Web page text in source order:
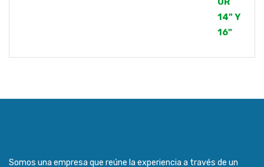
Somos una empresa que reúne la experiencia a través de un